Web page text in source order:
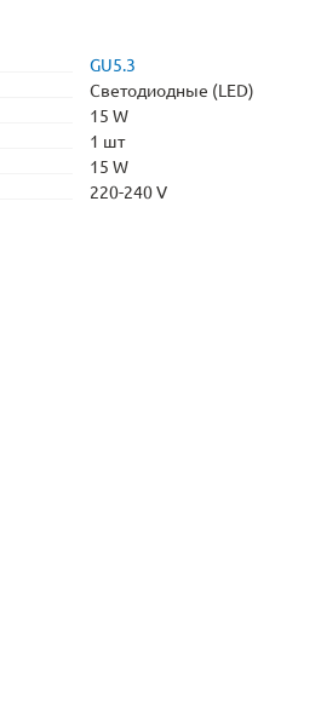
GU5.3
Светодиодные (LED)
15 W
1 шт
15 W
220-240 V